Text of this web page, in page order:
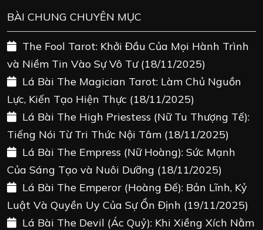
BÀI CHUNG CHUYÊN MỤC
The Fool Tarot: Khởi Đầu Của Mọi Hành Trình
và Niềm Tin Vào Sự Vô Tư(18/11/2025)
Lá Bài The Magician Tarot: Làm Chủ Nguồn
Lực, Kiến Tạo Hiện Thực (18/11/2025)
Lá Bài The High Priestess (Nữ Tu Thượng Tế):
Tiếng Nói Từ Tri Thức Nội Tâm (18/11/2025)
Lá Bài The Empress (Nữ Hoàng): Sức Mạnh
Của Sáng Tạo và Nuôi Dưỡng (18/11/2025)
Lá Bài The Emperor (Hoàng Đế): Bản Lĩnh, Kỷ
Luật Và Quyền Uy Của Sự Ổn Định (19/11/2025)
Lá Bài The Devil (Ác Quỷ): Khi Xiềng Xích Nằm